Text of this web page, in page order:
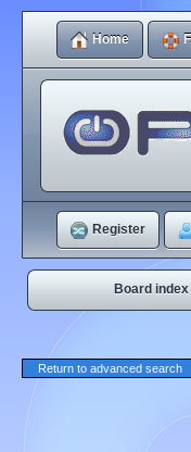
Home
Register
Board index
Return to advanced search